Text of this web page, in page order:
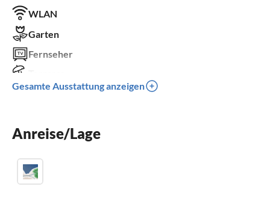
WLAN
Garten
Fernseher
Spülmaschine
Sauna
Gesamte Ausstattung anzeigen
Anreise/Lage